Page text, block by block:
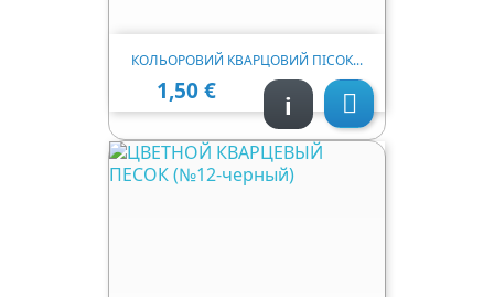
КОЛЬОРОВИЙ КВАРЦОВИЙ ПІСОК...
Ціна
1,50 € 
i